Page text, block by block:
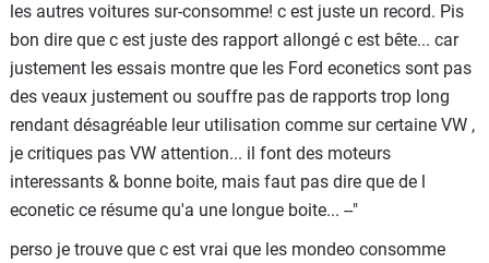
les autres voitures sur-consomme! c est juste un record. Pis
bon dire que c est juste des rapport allongé c est bête... car
justement les essais montre que les Ford econetics sont pas
des veaux justement ou souffre pas de rapports trop long
rendant désagréable leur utilisation comme sur certaine VW ,
je critiques pas VW attention... il font des moteurs
interessants & bonne boite, mais faut pas dire que de l
econetic ce résume qu'a une longue boite... --"
perso je trouve que c est vrai que les mondeo consomme